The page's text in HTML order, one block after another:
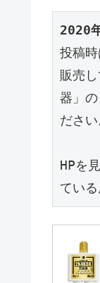
2020
投稿
販売
器」
ださい
HPを
ている